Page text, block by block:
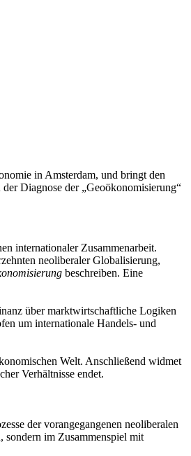
in Amsterdam, und bringt den
Diagnose der „Geoökonomisierung“
internationaler Zusammenarbeit.
neoliberaler Globalisierung,
beschreiben. Eine
über marktwirtschaftliche Logiken
um internationale Handels- und
Welt. Anschließend widmet
Verhältnisse endet.
der vorangegangenen neoliberalen
sondern im Zusammenspiel mit